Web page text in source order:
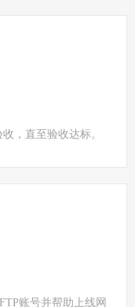
，直至验收达标。
账号并帮助上线网